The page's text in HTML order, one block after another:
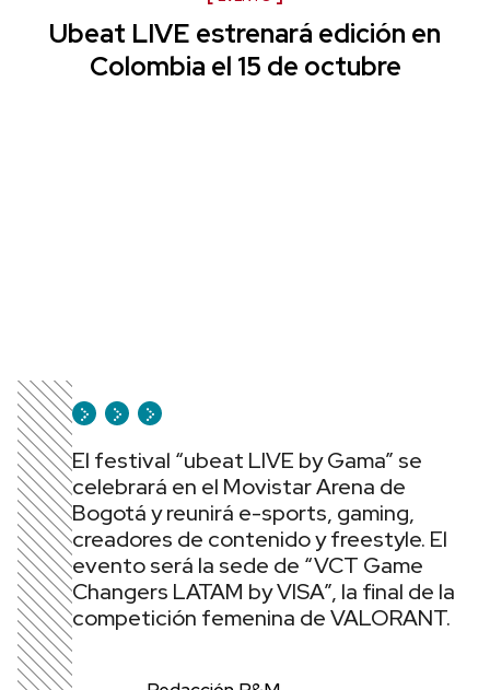
Ubeat LIVE estrenará edición en
Colombia el 15 de octubre
El festival “ubeat LIVE by Gama” se
celebrará en el Movistar Arena de
Bogotá y reunirá e-sports, gaming,
creadores de contenido y freestyle. El
evento será la sede de “VCT Game
Changers LATAM by VISA”, la final de la
competición femenina de VALORANT.